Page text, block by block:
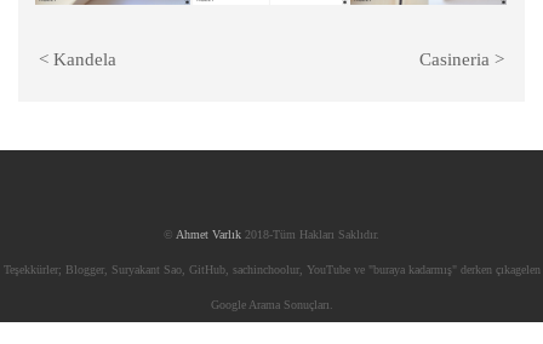
Casineria>
< Kandela
© Ahmet Varlık 2018-Tüm Hakları Saklıdır.
Teşekkürler; Blogger, Suryakant Sao, GitHub, sachinchoolur, YouTube ve "buraya kadarmış" derken çıkagelen
Google Arama Sonuçları.